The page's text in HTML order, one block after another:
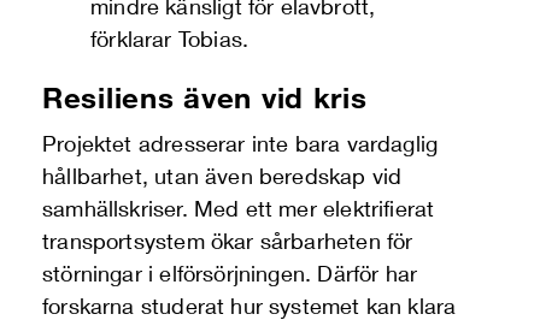
mindre känsligt för elavbrott,
förklarar Tobias.
Resiliens även vid kris
Projektet adresserar inte bara vardaglig
hållbarhet, utan även beredskap vid
samhällskriser. Med ett mer elektrifierat
transportsystem ökar sårbarheten för
störningar i elförsörjningen. Därför har
forskarna studerat hur systemet kan klara